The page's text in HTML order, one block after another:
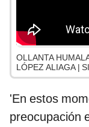
OLLANTA
LÓPEZ ALIAGA |
'En estos
preocupación